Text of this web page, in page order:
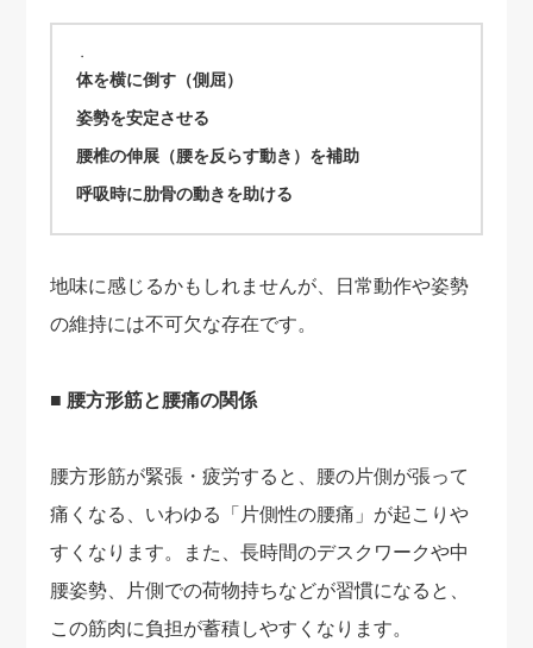
体を横に倒す（側屈）
姿勢を安定させる
腰椎の伸展（腰を反らす動き）を補助
呼吸時に肋骨の動きを助ける
地味に感じるかもしれませんが、日常動作や姿勢
の維持には不可欠な存在です。
■ 腰方形筋と腰痛の関係
腰方形筋が緊張・疲労すると、腰の片側が張って
痛くなる、いわゆる「片側性の腰痛」が起こりや
すくなります。また、長時間のデスクワークや中
腰姿勢、片側での荷物持ちなどが習慣になると、
この筋肉に負担が蓄積しやすくなります。